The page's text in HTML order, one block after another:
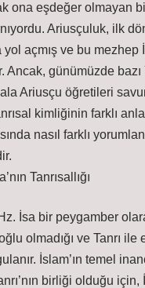
ona eşdeğer olmayan
Ariusçuluk, ilk
yol açmış ve bu mezhep
Ancak, günümüzde
Ariusçu öğretileri
kimliğinin farklı
nasıl farklı
Tanrısallığı
İsa bir peygamber
oğlu olmadığı ve Tanrı ile
İslam’ın temel
birliği olduğu için,